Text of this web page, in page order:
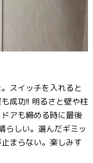
スイッチを入れると
成功!! 明るさと壁や柱
アも締める時に最後
らしい。選んだギミッ
まらない。楽しみす